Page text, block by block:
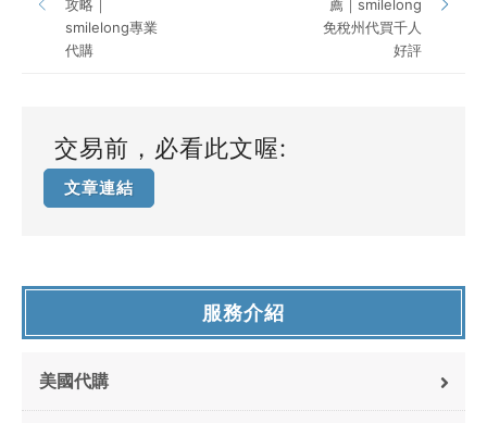
攻略｜
smilelong專業
代購
薦｜smilelong
免稅州代買千人
好評
交易前，必看此文喔:
文章連結
服務介紹
美國代購